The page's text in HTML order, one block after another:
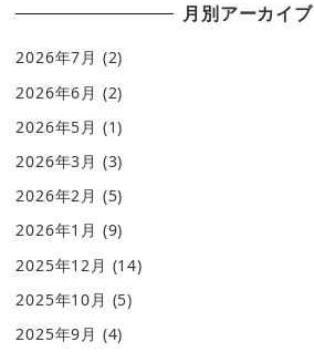
月別アーカイブ
2026年7月 (2)
2026年6月 (2)
2026年5月 (1)
2026年3月 (3)
2026年2月 (5)
2026年1月 (9)
2025年12月 (14)
2025年10月 (5)
2025年9月 (4)